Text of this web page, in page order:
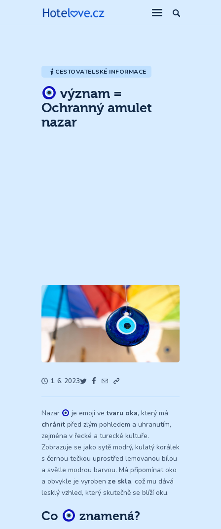
CESTOVATELSKÉ INFORMACE
význam =
Ochranný amulet
nazar
1. 6. 2023
Nazar je emoji vetvaru oka, který má
chránit před zlým pohledem a uhranutím,
zejména v řecké a turecké kultuře.
Zobrazuje se jako sytě modrý, kulatý korálek
s černou tečkou uprostřed lemovanou bílou
a světle modrou barvou. Má připomínat oko
a obvykle je vyroben ze skla, což mu dává
lesklý vzhled, který skutečně se blíží oku.
Co znamená?